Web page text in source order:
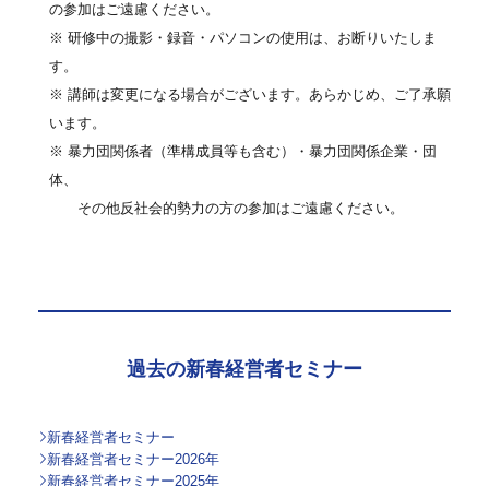
の参加はご遠慮ください。
※ 研修中の撮影・録音・パソコンの使用は、お断りいたしま
す。
※ 講師は変更になる場合がございます。あらかじめ、ご了承願
います。
※ 暴力団関係者（準構成員等も含む）・暴力団関係企業・団
体、
その他反社会的勢力の方の参加はご遠慮ください。
過去の新春経営者セミナー
新春経営者セミナー
新春経営者セミナー2026年
新春経営者セミナー2025年